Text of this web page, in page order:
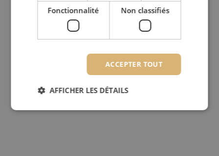
Fonctionnalité Non classifiés
ACCEPTER TOUT
AFFICHER LES DÉTAILS